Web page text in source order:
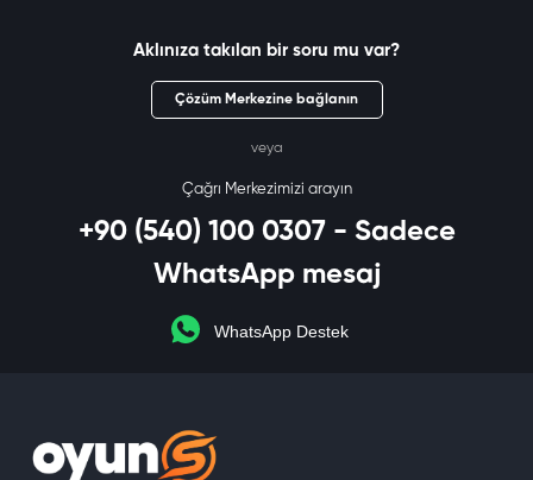
Aklınıza takılan bir soru mu var?
Çözüm Merkezine bağlanın
veya
Çağrı Merkezimizi arayın
+90 (540) 100 0307 - Sadece
WhatsApp mesaj
WhatsApp Destek